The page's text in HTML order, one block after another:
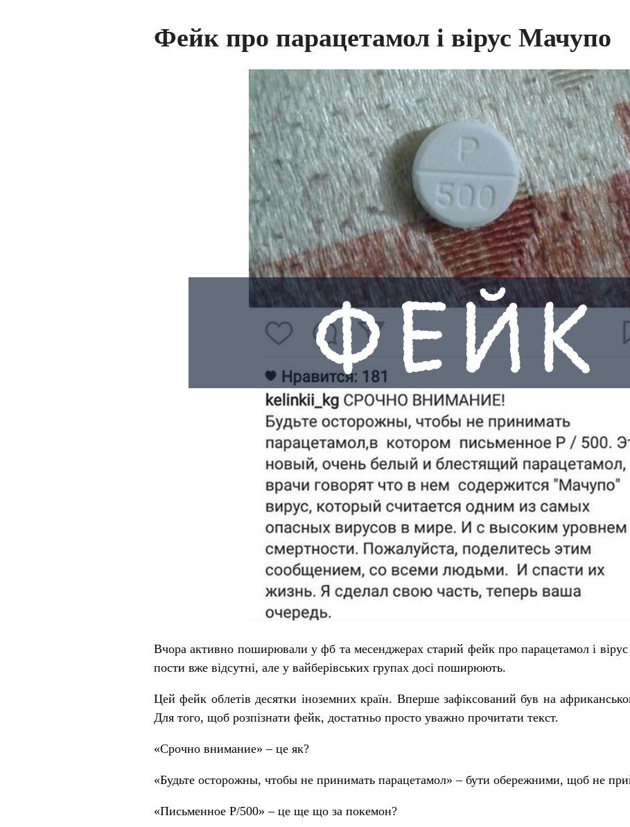
Фейк про парацетамол і вірус Мачупо
Вчора активно поширювали у фб та месенджерах старий фейк про парацетамол і
пости вже відсутні, але у вайберівських групах досі поширюють.
Цей фейк облетів десятки іноземних країн. Вперше зафіксований був на
Для того, щоб розпізнати фейк, достатньо просто уважно прочитати текст.
«Срочно внимание» – це як?
«Будьте осторожны, чтобы не принимать парацетамол» – бути обережними, щоб не
«Письменное Р/500» – це ще що за покемон?